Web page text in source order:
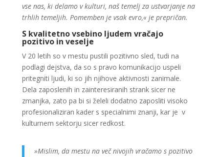
vse nas, ki delamo v kulturi, naš temelj za ustvarjanje na
trhlih temeljih. Pomemben je vsak evro,« je prepričan.
S kvalitetno vsebino ljudem vračajo
pozitivo in veselje
V 20 letih so v mestu pustili pozitivno sled, tudi na
podlagi dejstva, da so s pravo komunikacijo uspeli
pritegniti ljudi, ki so jih njihove aktivnosti zanimale.
Dela zaposlenih in zainteresiranih strank sicer ne
zmanjka, zato pa bi si želeli dodatno zaposliti visoko
profesionaliziran kader s specialnimi znanji, kar je v
kulturnem sektorju sicer redkost.
»Mislim, da mestu na več nivojih vračamo s pozitivo